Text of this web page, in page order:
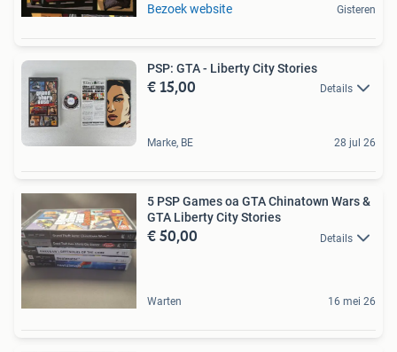
Bezoek website Gisteren
PSP: GTA - Liberty City Stories
€ 15,00 Details
Marke, BE 28 jul 26
5 PSP Games oa GTA Chinatown Wars &
GTA Liberty City Stories
€ 50,00 Details
Warten 16 mei 26